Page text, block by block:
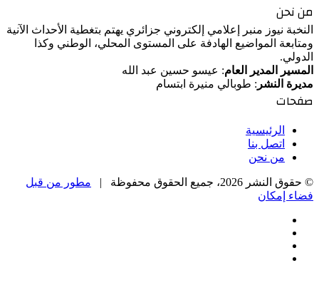
من نحن
النخبة نيوز منبر إعلامي إلكتروني جزائري يهتم بتغطية الأحداث الآنية
ومتابعة المواضيع الهادفة على المستوى المحلي، الوطني وكذا
الدولي.
المسير المدير العام: عيسو حسين عبد الله
مديرة النشر : طوبالي منيرة ابتسام
صفحات
الرئيسية
اتصل بنا
من نحن
© حقوق النشر 2026، جميع الحقوق محفوظة |
مطور من قبل
فضاء إمكان